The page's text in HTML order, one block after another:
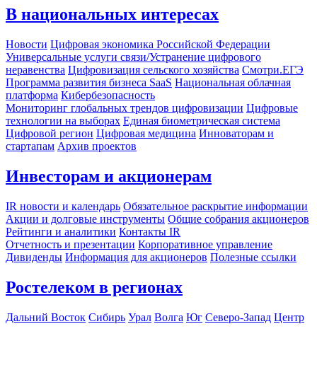
В национальных интересах
Новости Цифровая экономика Российской Федерации
Универсальные услуги связи/Устранение цифрового
неравенства Цифровизация сельского хозяйства Смотри.ЕГЭ
Программа развития бизнеса SaaS Национальная облачная
платформа Кибербезопасность
Мониторинг глобальных трендов цифровизации Цифровые
технологии на выборах Единая биометрическая система
Цифровой регион Цифровая медицина Инноваторам и
стартапам Архив проектов
Инвесторам и акционерам
IR новости и календарь Обязательное раскрытие информации
Акции и долговые инструменты Общие собрания акционеров
Рейтинги и аналитики Контакты IR
Отчетность и презентации Корпоративное управление
Дивиденды Информация для акционеров Полезные ссылки
Ростелеком в регионах
Дальний Восток Сибирь Урал Волга Юг Северо-Запад Центр